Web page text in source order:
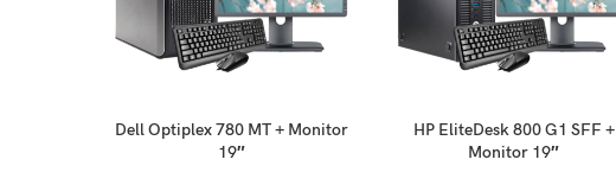
LEER MÁS
Dell Optiplex 780 MT + Monitor
19″
AÑADIR AL CARRITO
HP EliteDesk 800 G1 SFF +
Monitor 19″